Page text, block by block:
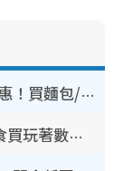
長者優惠｜OK便利店推樂悠咭優惠！買麵包/牛奶/保健品拍卡即減
【8月生日優惠2026】全港85大食買玩著數攻略 自助餐/火鍋放題同行免費＋誠品/DONKI送現金券